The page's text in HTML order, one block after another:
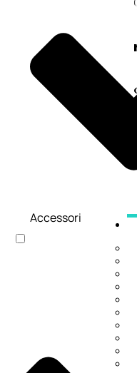
Accessori